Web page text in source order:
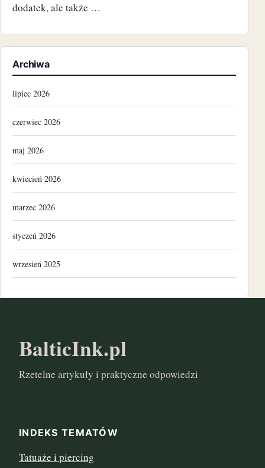
dodatek, ale także …
Archiwa
lipiec 2026
czerwiec 2026
maj 2026
kwiecień 2026
marzec 2026
styczeń 2026
wrzesień 2025
październik 2024
marzec 2024
sierpień 2022
lipiec 2022
BalticInk.pl
Rzetelne artykuły i praktyczne odpowiedzi
INDEKS TEMATÓW
Tatuaże i piercing